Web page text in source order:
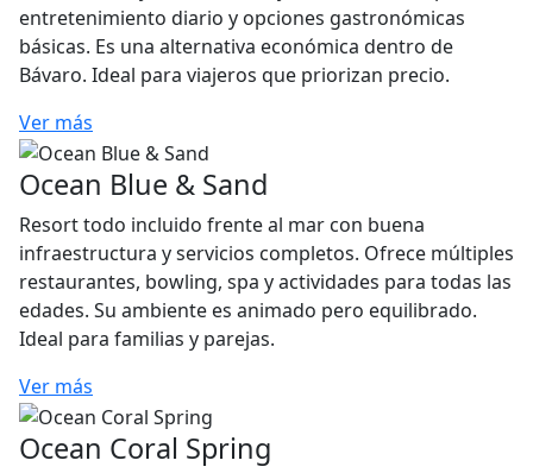
entretenimiento diario y opciones gastronómicas
básicas. Es una alternativa económica dentro de
Bávaro. Ideal para viajeros que priorizan precio.
Ver más
Ocean Blue & Sand
Resort todo incluido frente al mar con buena
infraestructura y servicios completos. Ofrece múltiples
restaurantes, bowling, spa y actividades para todas las
edades. Su ambiente es animado pero equilibrado.
Ideal para familias y parejas.
Ver más
Ocean Coral Spring